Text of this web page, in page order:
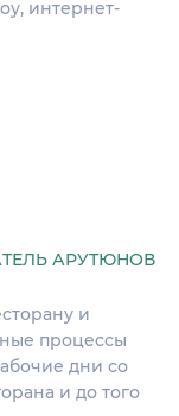
интернет-
АРУТЮНОВ
и
процессы
дни со
и до того